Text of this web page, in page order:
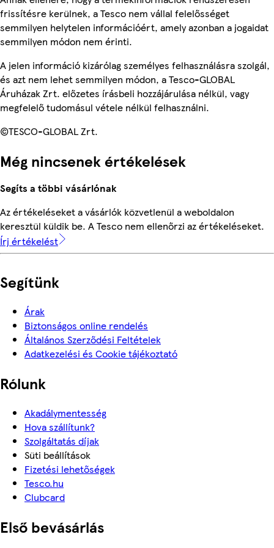
frissítésre kerülnek, a Tesco nem vállal felelősséget
semmilyen helytelen információért, amely azonban a jogaidat
semmilyen módon nem érinti.
A jelen információ kizárólag személyes felhasználásra szolgál,
és azt nem lehet semmilyen módon, a Tesco-GLOBAL
Áruházak Zrt. előzetes írásbeli hozzájárulása nélkül, vagy
megfelelő tudomásul vétele nélkül felhasználni.
©TESCO-GLOBAL Zrt.
Még nincsenek értékelések
Segíts a többi vásárlónak
Az értékeléseket a vásárlók közvetlenül a weboldalon
keresztül küldik be. A Tesco nem ellenőrzi az értékeléseket.
Írj értékelést
Segítünk
Árak
Biztonságos online rendelés
Általános Szerződési Feltételek
Adatkezelési és Cookie tájékoztató
Rólunk
Akadálymentesség
Hova szállítunk?
Szolgáltatás díjak
Süti beállítások
Fizetési lehetőségek
Tesco.hu
Clubcard
Első bevásárlás